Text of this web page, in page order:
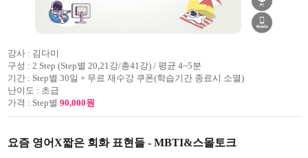
강사 : 김다미
구성 : 2 Step (Step별 20,21강/총41강) / 평균 4~5분
기간 : Step별 30일 + 무료 재수강 쿠폰(학습기간 종료시 소멸)
난이도 : 초급
가격 : Step별 90,000원
요즘 영어X짧은 회화 표현들 - MBTI&스몰토크